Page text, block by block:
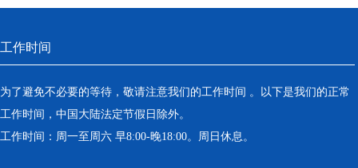
工作时间
为了避免不必要的等待，敬请注意我们的工作时间 。以下是我们的正常
工作时间，中国大陆法定节假日除外。
工作时间：周一至周六 早8:00-晚18:00。周日休息。